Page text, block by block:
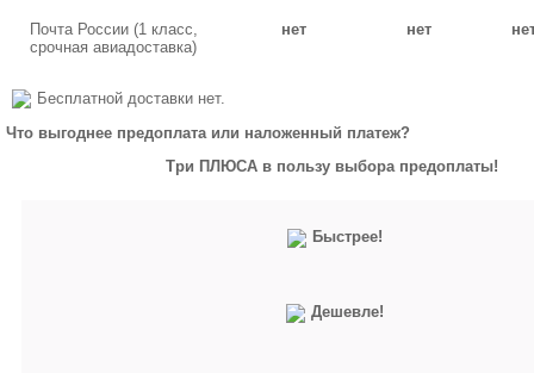
Почта России (1 класс,
срочная авиадоставка)
нет нет
Бесплатной доставки нет.
Что выгоднее предоплата или наложенный платеж?
Три ПЛЮСА в пользу выбора предоплаты!
Быстрее!
Дешевле!